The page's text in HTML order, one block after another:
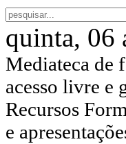
quinta, 06
Mediateca de
acesso livre e
Recursos
e